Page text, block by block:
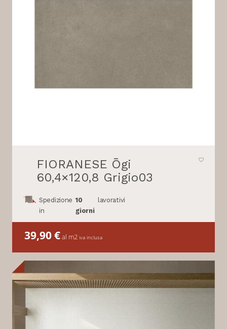
FIORANESE Ōgi
60,4×120,8 Grigio03
Spedizione
in
10
giorni
lavorativi
39,90€al m2 iva inclusa